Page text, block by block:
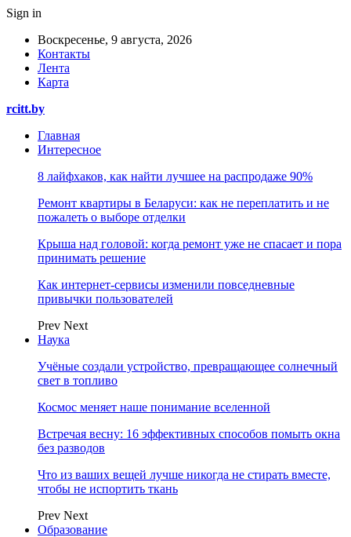
Sign in
Воскресенье, 9 августа, 2026
Контакты
Лента
Карта
rcitt.by
Главная
Интересное
8 лайфхаков, как найти лучшее на распродаже 90%
Ремонт квартиры в Беларуси: как не переплатить и не
пожалеть о выборе отделки
Крыша над головой: когда ремонт уже не спасает и пора
принимать решение
Как интернет-сервисы изменили повседневные
привычки пользователей
Prev Next
Наука
Учёные создали устройство, превращающее солнечный
свет в топливо
Космос меняет наше понимание вселенной
Встречая весну: 16 эффективных способов помыть окна
без разводов
Что из ваших вещей лучше никогда не стирать вместе,
чтобы не испортить ткань
Prev Next
Образование